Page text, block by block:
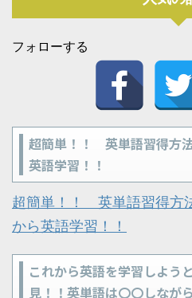
フォローする
超簡単！！ 英単語習得方
英語学習！！
超簡単！！ 英単語習得方
から英語学習！！
これから英語を学習しよう
見！！英単語は〇〇しなが